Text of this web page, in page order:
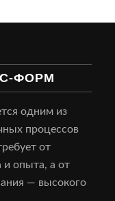
ФОРМ
одним из
процессов
от
и опыта, а от
— высокого